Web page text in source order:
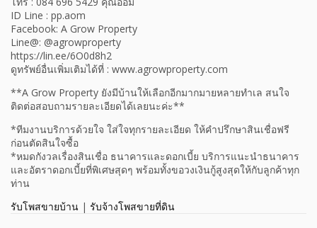
ID Line : pp.aom
Facebook: A Grow Property
Line@: @agrowproperty
https://lin.ee/6O0d8h2
ดูทรัพย์อื่นเพิ่มเติมได้ที่ : www.agrowproperty.com
**A Grow Property ยังมีบ้านให้เลือกอีกมากมายหลายทำเล สนใจ
ติดต่อสอบถามรายละเอียดได้เลยนะค่ะ**
*ทีมงานบริการด้วยใจ ใส่ใจทุกรายละเอียด ให้คำปรึกษาสินเชื่อฟรี
ก่อนตัดสินใจซื้อ
*หมดกังวลเรื่องสินเชื่อ ธนาคารและดอกเบี้ย บริการแนะนำธนาคาร
และอัตราดอกเบี้ยที่พิเศษสุดๆ พร้อมทั้งขอวงเงินกู้สูงสุดให้กับลูกค้าทุก
ท่าน
รับโพสขายบ้าน | รับจ้างโพสขายที่ดิน